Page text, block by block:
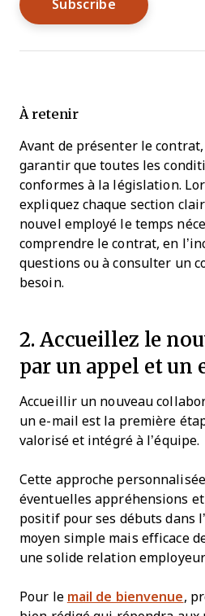
À retenir
Avant de présenter le
garantir que toutes les
conformes à la législation.
expliquez chaque section
nouvel employé le temps
comprendre le contrat, en
questions ou à consulter un
besoin.
2. Accueillez le
par un appel et un
Accueillir un nouveau
un e-mail est la première
valorisé et intégré à l’équipe.
Cette approche
éventuelles appréhensions
positif pour ses débuts dans
moyen simple mais efficace
une solide relation
Pour le mail de bienvenue,